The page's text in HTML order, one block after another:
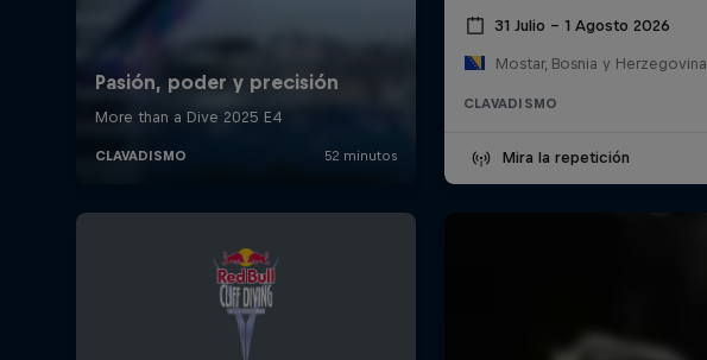
31 Julio – 1 Agosto 2026
Mostar, Bosnia y Herzegovina
CLAVADISMO
Mira la repetición